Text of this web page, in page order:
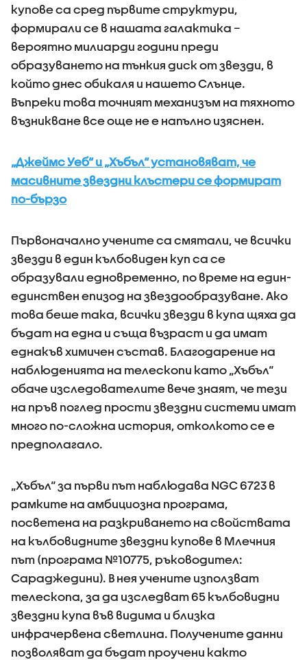
купове са сред първите структури,
формирали се в нашата галактика –
вероятно милиарди години преди
образуването на тънкия диск от звезди, в
който днес обикаля и нашето Слънце.
Въпреки това точният механизъм на тяхното
възникване все още не е напълно изяснен.
„Джеймс Уеб“ и „Хъбъл“ установяват, че
масивните звездни клъстери се формират
по-бързо
Първоначално учените са смятали, че всички
звезди в един кълбовиден куп са се
образували едновременно, по време на един-
единствен епизод на звездообразуване. Ако
това беше така, всички звезди в купа щяха да
бъдат на една и съща възраст и да имат
еднакъв химичен състав. Благодарение на
наблюденията на телескопи като „Хъбъл“
обаче изследователите вече знаят, че тези
на пръв поглед прости звездни системи имат
много по-сложна история, отколкото се е
предполагало.
„Хъбъл“ за първи път наблюдава NGC 6723 в
рамките на амбициозна програма,
посветена на разкриването на свойствата
на кълбовидните звездни купове в Млечния
път (програма №10775, ръководител:
Сараджедини). В нея учените използват
телескопа, за да изследват 65 кълбовидни
звездни купа във видима и близка
инфрачервена светлина. Получените данни
позволяват да бъдат проучени както